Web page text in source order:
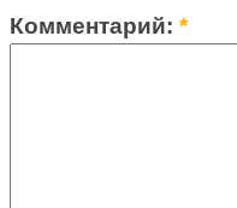
Комментарий:*